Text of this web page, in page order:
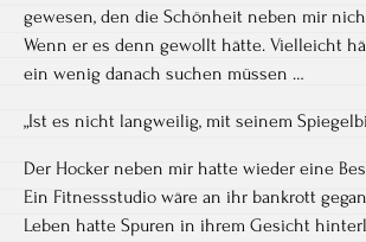
gewesen, den die Schönheit neben mir
Wenn er es denn gewollt hätte. Vielleicht
ein wenig danach suchen müssen …
„Ist es nicht langweilig, mit seinem
Der Hocker neben mir hatte wieder eine
Ein Fitnessstudio wäre an ihr bankrott
Leben hatte Spuren in ihrem Gesicht